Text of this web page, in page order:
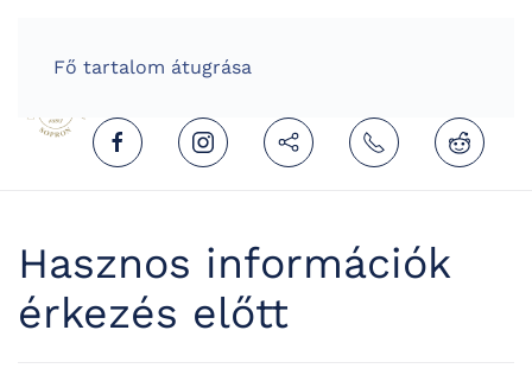
Fő tartalom átugrása
Hasznos információk
érkezés előtt